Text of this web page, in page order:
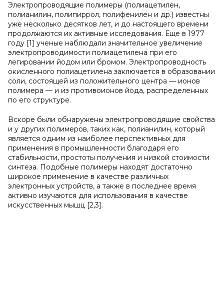
Электропроводящие полимеры (полиацетилен,
полианилин, полипиррол, полифенилен и др.) известны
уже несколько десятков лет, и до настоящего времени
продолжаются их активные исследования. Еще в 1977
году [1] ученые наблюдали значительное увеличение
электропроводимости полиацетилена при его
легировании йодом или бромом. Электропроводность
окисленного полиацетилена заключается в образовании
соли, состоящей из положительного центра — ионов
полимера — и из противоионов йода, распределенных
по его структуре.
Вскоре были обнаружены электропроводящие свойства
и у других полимеров, таких как, полианилин, который
является одним из наиболее перспективных для
применения в промышленности благодаря его
стабильности, простоты получения и низкой стоимости
синтеза. Подобные полимеры находят достаточно
широкое применение в качестве различных
электронных устройств, а также в последнее время
активно изучаются для использования в качестве
искусственных мышц [2,3].